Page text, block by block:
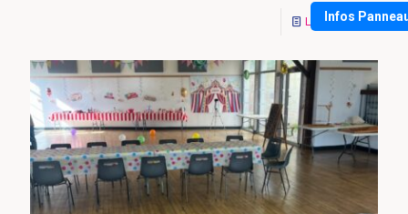
Lire la suite
Infos